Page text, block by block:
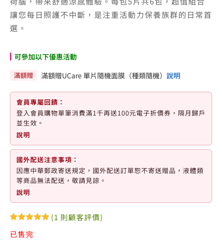
讓您每日照護不中斷，是注重活動力保養族群的日常首
選。
可參加以下優惠活動
滿額贈 滿額贈UCare 單片隨機面膜（種類隨機） 說明
會員專屬回饋：
登入會員購物單筆消費滿1千再送100元電子折價券，隔月歸戶
並生效。
說明
國外配送注意事項：
因應中華郵政寄送規定，國外配送訂單恕不寄送贈品，液體類
等商品無法配送，敬請見諒。
說明
/ 5，已有
(1 則顧客評價)
已售完